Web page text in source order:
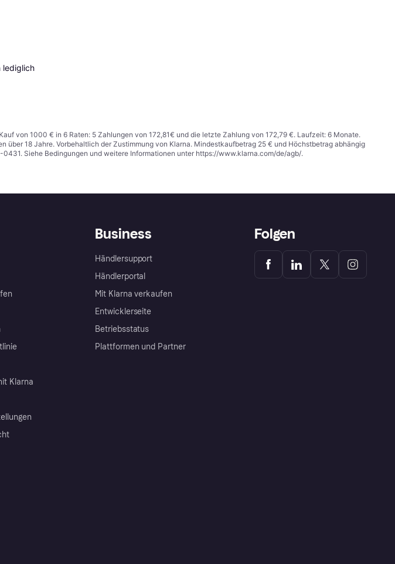
lediglich
von 1000 € in 6 Raten: 5 Zahlungen von 172,81€ und die letzte Zahlung von 172,79 €. Laufzeit: 6 Monate.
über 18 Jahre. Vorbehaltlich der Zustimmung von Klarna. Mindestkaufbetrag 25 € und Höchstbetrag abhängig
Siehe Bedingungen und weitere Informationen unter https://www.klarna.com/de/agb/.
Klarna
Business
Händlersupport
Händlerportal
Mit Klarna verkaufen
Entwicklerseite
Betriebsstatus
Plattformen und Partner
Folgen